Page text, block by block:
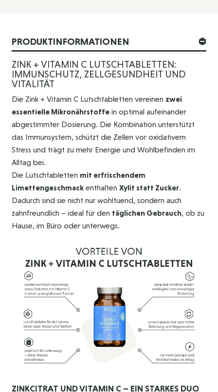
PRODUKTINFORMATIONEN
ZINK + VITAMIN C LUTSCHTABLETTEN:
IMMUNSCHUTZ, ZELLGESUNDHEIT UND
VITALITÄT
Die Zink + Vitamin C Lutschtabletten vereinen zwei
essentielle Mikronährstoffe in optimal aufeinander
abgestimmter Dosierung. Die Kombination unterstützt
das Immunsystem, schützt die Zellen vor oxidativem
Stress und trägt zu mehr Energie und Wohlbefinden im
Alltag bei.
Die Lutschtabletten mit erfrischendem
Limettengeschmack enthalten Xylit statt Zucker.
Dadurch sind sie nicht nur wohltuend, sondern auch
zahnfreundlich – ideal für den täglichen Gebrauch, ob zu
Hause, im Büro oder unterwegs.
ZINKCITRAT UND VITAMIN C – EIN STARKES DUO